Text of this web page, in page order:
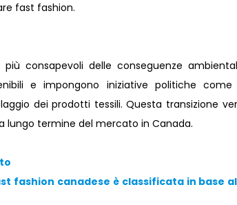
fast fashion.
consapevoli delle conseguenze
e impongono iniziative politiche
dei prodotti tessili. Questa transizione
lungo termine del mercato in Canada.
fashion canadese è classificata in base